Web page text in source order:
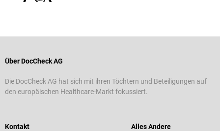
Über DocCheck AG
Die DocCheck AG hat sich mit ihren Töchtern und Beteiligungen auf
den europäischen Healthcare-Markt fokussiert.
Kontakt Alles Andere